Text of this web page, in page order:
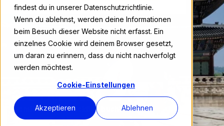
findest du in unserer Datenschutzrichtlinie.
Wenn du ablehnst, werden deine Informationen
beim Besuch dieser Website nicht erfasst. Ein
einzelnes Cookie wird deinem Browser gesetzt,
um daran zu erinnern, dass du nicht nachverfolgt
werden möchtest.
Cookie-Einstellungen
Akzeptieren Ablehnen
🛫 mit Hin- und Rückflug buchbar